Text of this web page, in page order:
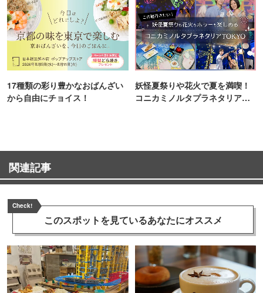
17種類の彩り豊かなおばんざい
から自由にチョイス！
妖怪夏祭りや花火で夏を満喫！
コニカミノルタプラネタリア
関連記事
Check!
このスポットを見ているあなたにオススメ